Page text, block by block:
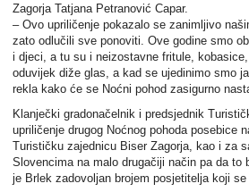
Zagorja Tatjana Petranović Capar.
– Ovo upriličenje pokazalo se zanimljivo
zato odlučili sve ponoviti. Ove godine smo
i djeci, a tu su i neizostavne fritule,
oduvijek diže glas, a kad se ujedinimo smo
rekla kako će se Noćni pohod zasigurno
Klanječki gradonačelnik i predsjednik
upriličenje drugog Noćnog pohoda posebice
Turističku zajednicu Biser Zagorja, kao i za
Slovencima na malo drugačiji način pa da to
je Brlek zadovoljan brojem posjetitelja koji